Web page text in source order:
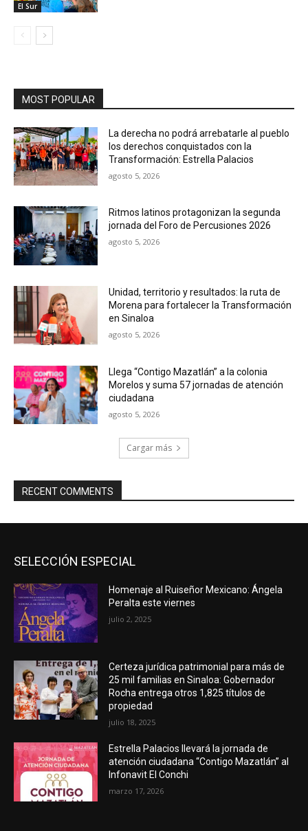
El Sur
MOST POPULAR
La derecha no podrá arrebatarle al pueblo
los derechos conquistados con la
Transformación: Estrella Palacios
agosto 5, 2026
Ritmos latinos protagonizan la segunda
jornada del Foro de Percusiones 2026
agosto 5, 2026
Unidad, territorio y resultados: la ruta de
Morena para fortalecer la Transformación
en Sinaloa
agosto 5, 2026
Llega “Contigo Mazatlán” a la colonia
Morelos y suma 57 jornadas de atención
ciudadana
agosto 5, 2026
Cargar más
RECENT COMMENTS
SELECCIÓN ESPECIAL
Homenaje al Ruiseñor Mexicano: Ángela
Peralta este viernes
julio 2, 2025
Certeza jurídica patrimonial para más de
25 mil familias en Sinaloa: Gobernador
Rocha entrega otros 1,825 títulos de
propiedad
julio 18, 2025
Estrella Palacios llevará la jornada de
atención ciudadana “Contigo Mazatlán” al
Infonavit El Conchi
marzo 17, 2026